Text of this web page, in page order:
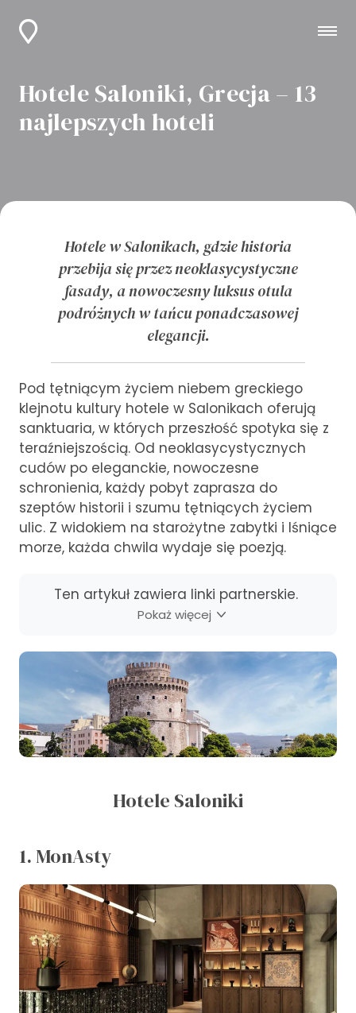
Hotele Saloniki, Grecja – 13
najlepszych hoteli
Hotele w Salonikach, gdzie historia
przebija się przez neoklasycystyczne
fasady, a nowoczesny luksus otula
podróżnych w tańcu ponadczasowej
elegancji.
Pod tętniącym życiem niebem greckiego
klejnotu kultury hotele w Salonikach oferują
sanktuaria, w których przeszłość spotyka się z
teraźniejszością. Od neoklasycystycznych
cudów po eleganckie, nowoczesne
schronienia, każdy pobyt zaprasza do
szeptów historii i szumu tętniących życiem
ulic. Z widokiem na starożytne zabytki i lśniące
morze, każda chwila wydaje się poezją.
Ten artykuł zawiera linki partnerskie.
Pokaż więcej
Hotele Saloniki
1. MonAsty